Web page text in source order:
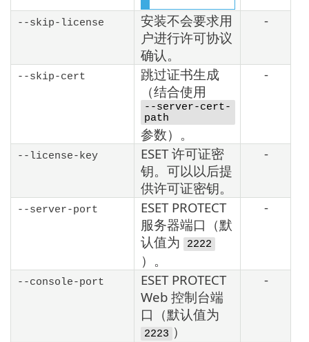
--skip-license
安装不会要求用
户进行许可协议
确认。
-
--skip-cert
跳过证书生成
（结合使用
--server-cert-
path
参数）。
-
--license-key
ESET 许可证密
钥。可以以后提
供许可证密钥。
-
--server-port
ESET PROTECT
服务器端口（默
认值为
2222
）。
-
--console-port
ESET PROTECT
Web 控制台端
口（默认值为
2223 ）
-